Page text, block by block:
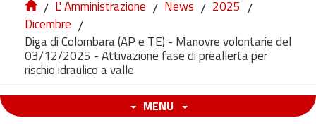
/ L' Amministrazione / News / 2025 /
Dicembre /
Diga di Colombara (AP e TE) - Manovre volontarie del
03/12/2025 - Attivazione fase di preallerta per
rischio idraulico a valle
MENU